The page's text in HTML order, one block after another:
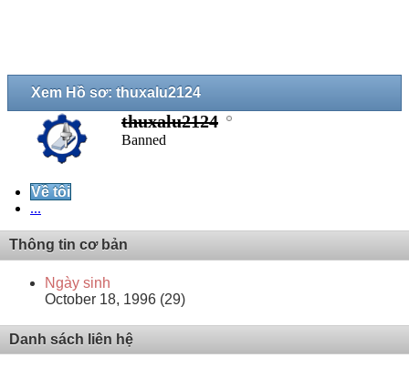
Xem Hồ sơ: thuxalu2124
thuxalu2124
Banned
Về tôi
...
Thông tin cơ bản
Ngày sinh
October 18, 1996 (29)
Danh sách liên hệ